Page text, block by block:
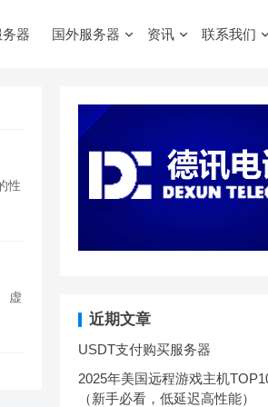
器 国外服务器 资讯 联系我们
性
虚
近期文章
USDT支付购买服务器
2025年美国远程游戏主机
（新手必看，低延迟高性能）